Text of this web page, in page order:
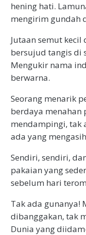
hening hati.
mengirim gundah
Jutaan semut kecil
bersujud tangis di
Mengukir nama
berwarna.
Seorang menarik
berdaya menahan
mendampingi, tak
ada yang
Sendiri, sendiri,
pakaian yang
sebelum hari
Tak ada gunanya!
dibanggakan, tak
Dunia yang